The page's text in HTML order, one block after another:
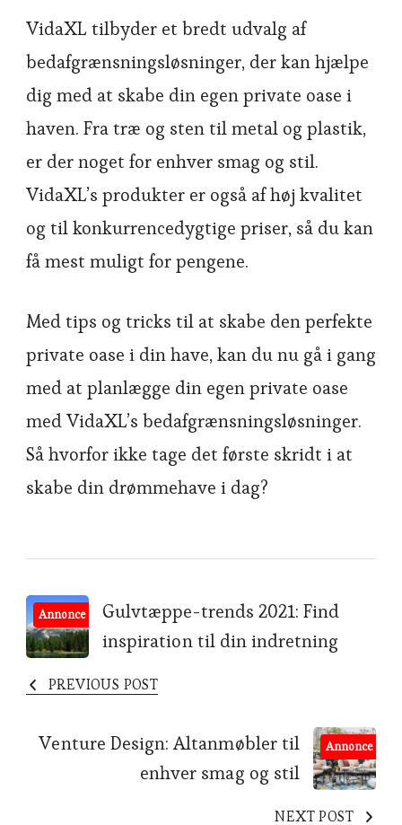
VidaXL tilbyder et bredt udvalg af
bedafgrænsningsløsninger, der kan hjælpe
dig med at skabe din egen private oase i
haven. Fra træ og sten til metal og plastik,
er der noget for enhver smag og stil.
VidaXL’s produkter er også af høj kvalitet
og til konkurrencedygtige priser, så du kan
få mest muligt for pengene.
Med tips og tricks til at skabe den perfekte
private oase i din have, kan du nu gå i gang
med at planlægge din egen private oase
med VidaXL’s bedafgrænsningsløsninger.
Så hvorfor ikke tage det første skridt i at
skabe din drømmehave i dag?
Post
Navigation
Annonce
Gulvtæppe-trends 2021: Find
inspiration til din indretning
PREVIOUS POST
Annonce
Venture Design: Altanmøbler til
enhver smag og stil
NEXT POST